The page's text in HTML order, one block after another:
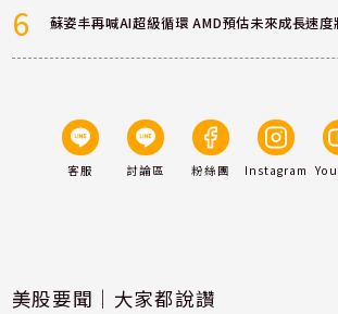
6 蘇姿丰再喊AI超級循環 AMD預估未來成長速度
客服 討論區 粉絲團 Instagram
美股要聞｜大家都說讚